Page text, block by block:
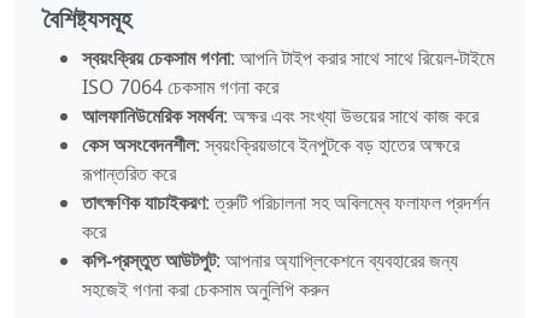
বৈশিষ্ট্যসমূহ
স্বয়ংক্রিয় চেকসাম গণনা: আপনি টাইপ করার সাথে সাথে রিয়েল-টাইমে
ISO 7064 চেকসাম গণনা করে
আলফানিউমেরিক সমর্থন: অক্ষর এবং সংখ্যা উভয়ের সাথে কাজ করে
কেস অসংবেদনশীল: স্বয়ংক্রিয়ভাবে ইনপুটকে বড় হাতের অক্ষরে
রূপান্তরিত করে
তাৎক্ষণিক যাচাইকরণ: ত্রুটি পরিচালনা সহ অবিলম্বে ফলাফল প্রদর্শন
করে
কপি-প্রস্তুত আউটপুট: আপনার অ্যাপ্লিকেশনে ব্যবহারের জন্য
সহজেই গণনা করা চেকসাম অনুলিপি করুন